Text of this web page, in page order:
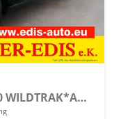
EcoBlue WILDTRAK Double 2.0 WILDTRAK*AHK*NAVI*LED*PDC*KAMERA*TEMPOMAT*SHZ*KLIMA